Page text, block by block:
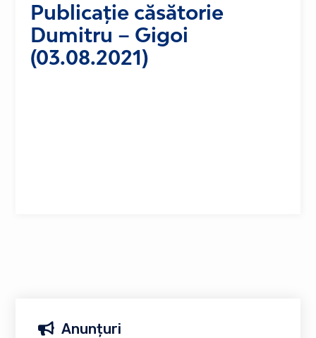
Publicație căsătorie
Dumitru – Gigoi
(03.08.2021)
Anunțuri